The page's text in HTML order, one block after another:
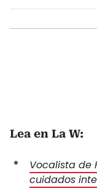
Lea en La W:
Vocalista de
cuidados